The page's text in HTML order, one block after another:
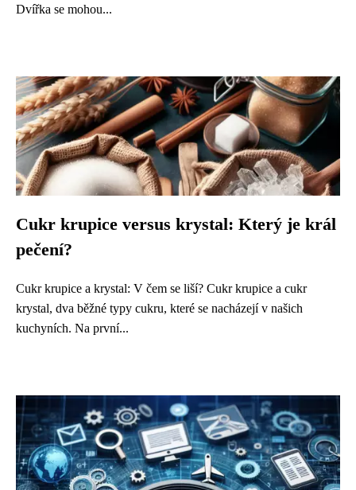
Dvířka se mohou...
Cukr krupice versus krystal: Který je král
pečení?
Cukr krupice a krystal: V čem se liší? Cukr krupice a cukr
krystal, dva běžné typy cukru, které se nacházejí v našich
kuchyních. Na první...